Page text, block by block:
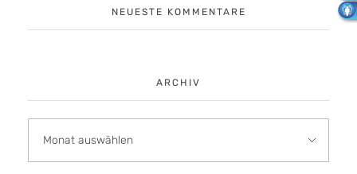
NEUESTE KOMMENTARE
ARCHIV